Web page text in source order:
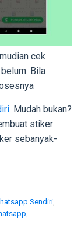
cek
Bila
. Mudah bukan?
stiker
sebanyak-
Sendiri,
,